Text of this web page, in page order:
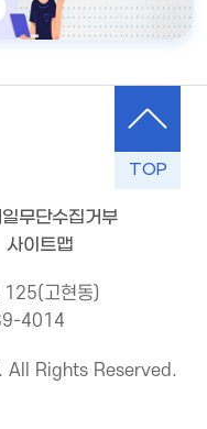
무단수집거부
사이트맵
고현동)
4014
All Rights Reserved.
TOP